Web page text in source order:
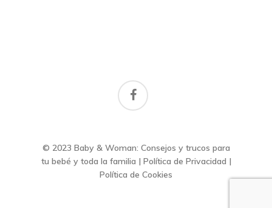
facebook
© 2023 Baby & Woman: Consejos y trucos para
tu bebé y toda la familia | Política de Privacidad |
Política de Cookies